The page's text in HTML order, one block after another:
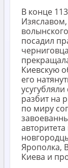
В конце
посадил
Киевскую
его
разбит на
по миру
Ярополка,
Киева и